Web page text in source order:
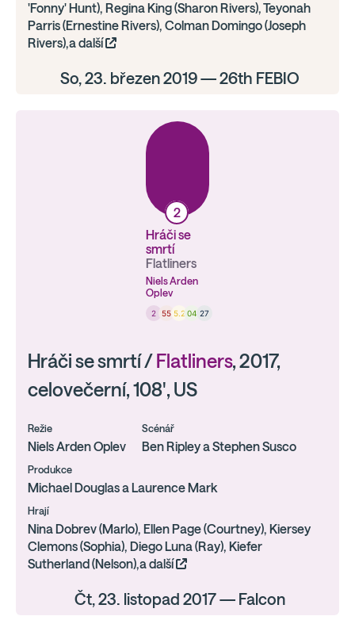
'Fonny' Hunt), Regina King (Sharon Rivers), Teyonah
Parris (Ernestine Rivers), Colman Domingo (Joseph
Rivers),a další
So, 23. březen 2019 — 26th FEBIO
2
Hráči se
smrtí
Flatliners
Niels Arden
Oplev
2 55 5.2 04 27
Hráči se smrtí / Flatliners, 2017,
celovečerní, 108', US
Režie
Niels Arden Oplev
Scénář
Ben Ripley a Stephen Susco
Produkce
Michael Douglas a Laurence Mark
Hrají
Nina Dobrev (Marlo), Ellen Page (Courtney), Kiersey
Clemons (Sophia), Diego Luna (Ray), Kiefer
Sutherland (Nelson),a další
Čt, 23. listopad 2017 — Falcon